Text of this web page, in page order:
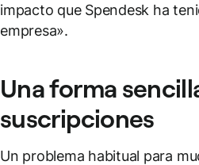
impacto que Spendesk ha
empresa».
Una forma
suscripciones
Un problema habitual para